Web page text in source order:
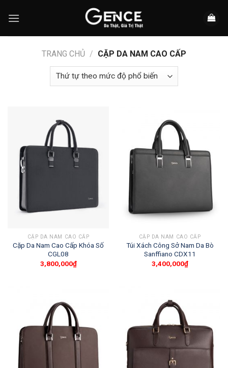
TRANG CHỦ / CẶP DA NAM CAO CẤP
CẶP DA NAM CAO CẤP
Cặp Da Nam Cao Cấp Khóa Số
CGL08
3,800,000₫
CẶP DA NAM CAO CẤP
Túi Xách Công Sở Nam Da Bò
Sanffiano CDX11
3,400,000₫